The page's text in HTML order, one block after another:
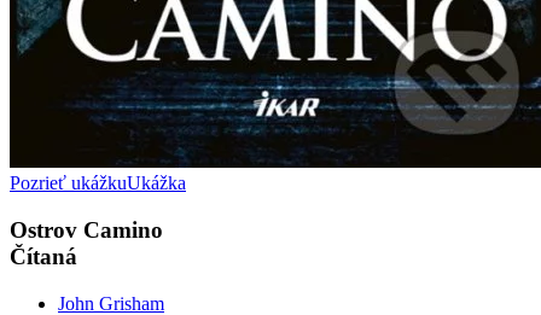
Pozrieť ukážkuUkážka
Ostrov Camino
Čítaná
John Grisham